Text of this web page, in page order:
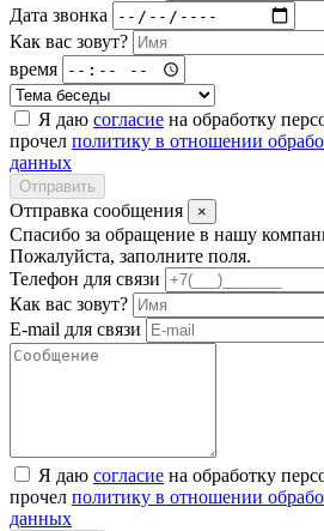
Дата звонка
Как вас зовут?
время
Я даю согласие на обработку
прочел политику в отношении
данных
Отправить
Отправка сообщения ×
Спасибо за обращение в нашу
Пожалуйста, заполните поля.
Телефон для связи
Как вас зовут?
E-mail для связи
Я даю согласие на обработку
прочел политику в отношении
данных